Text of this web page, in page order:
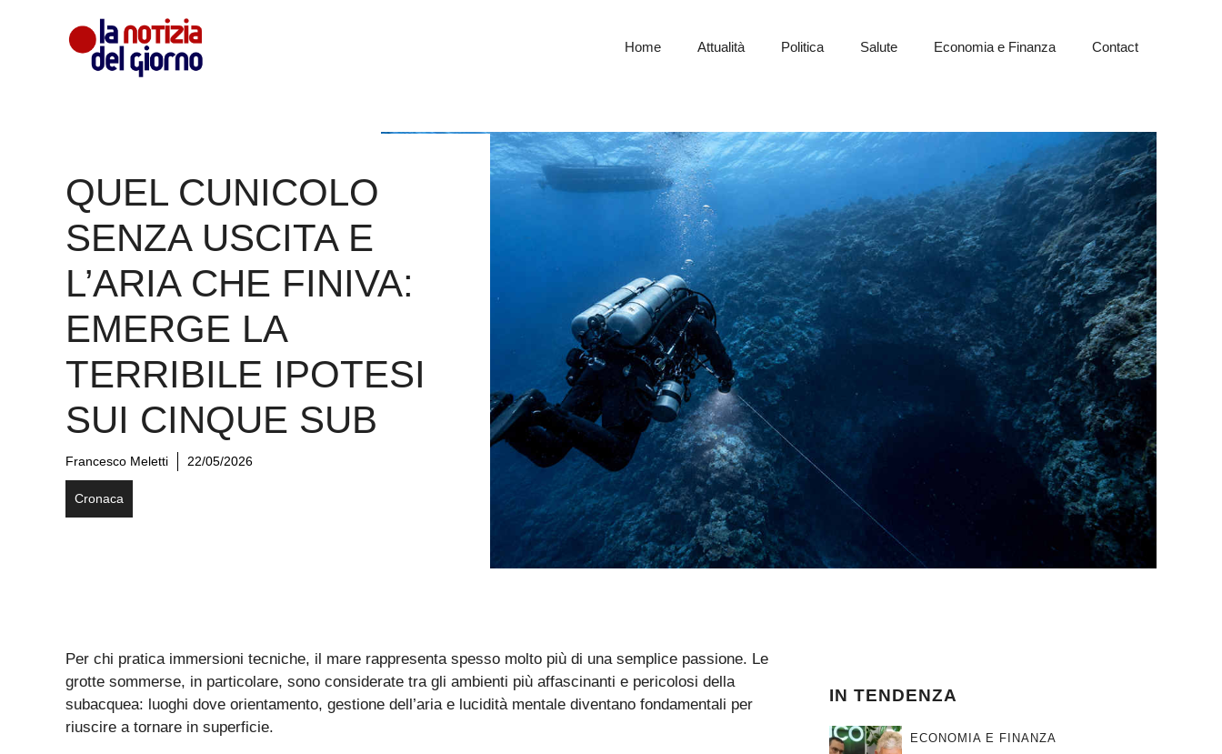
Home Attualità Politica Salute Economia e Finanza Contact
QUEL CUNICOLO
SENZA USCITA E
L’ARIA CHE FINIVA:
EMERGE LA
TERRIBILE IPOTESI
SUI CINQUE SUB
Francesco Meletti 22/05/2026
Cronaca
Per chi pratica immersioni tecniche, il mare rappresenta spesso molto più di una semplice passione. Le
grotte sommerse, in particolare, sono considerate tra gli ambienti più affascinanti e pericolosi della
subacquea: luoghi dove orientamento, gestione dell’aria e lucidità mentale diventano fondamentali per
riuscire a tornare in superficie.
IN TENDENZA
ECONOMIA E FINANZA